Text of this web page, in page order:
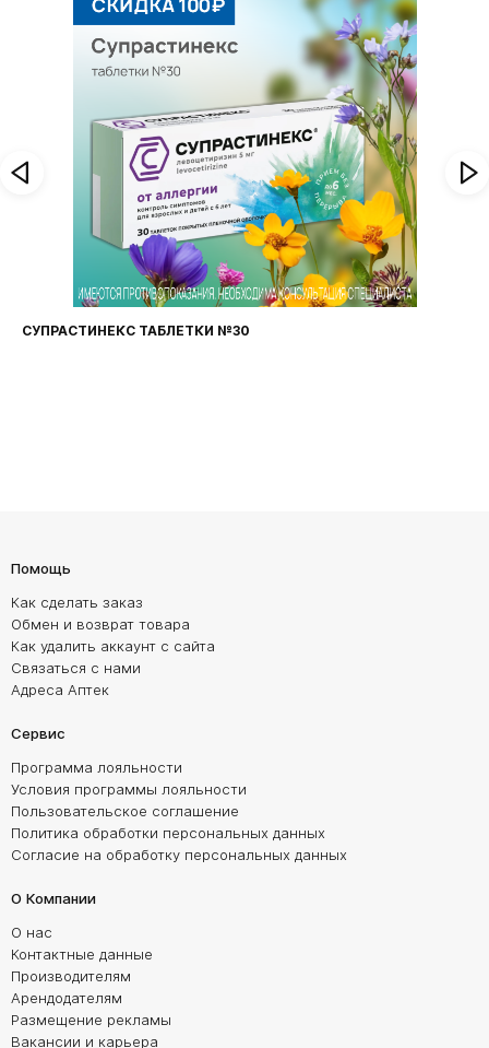
СУПРАСТИНЕКС ТАБЛЕТКИ №30
Помощь
Как сделать заказ
Обмен и возврат товара
Как удалить аккаунт с сайта
Связаться с нами
Адреса Аптек
Сервис
Программа лояльности
Условия программы лояльности
Пользовательское соглашение
Политика обработки персональных данных
Согласие на обработку персональных данных
О Компании
О нас
Контактные данные
Производителям
Арендодателям
Размещение рекламы
Вакансии и карьера